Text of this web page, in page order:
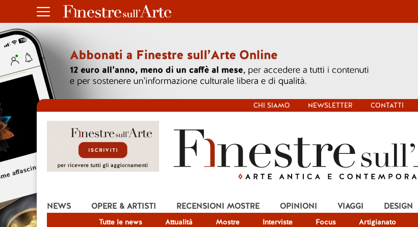
CHI SIAMO NEWSLETTER CONTATTI
NEWS
Tutte le news Attualità Mostre Interviste Focus Artigianato
OPERE & ARTISTI RECENSIONI MOSTRE OPINIONI VIAGGI DESIGN